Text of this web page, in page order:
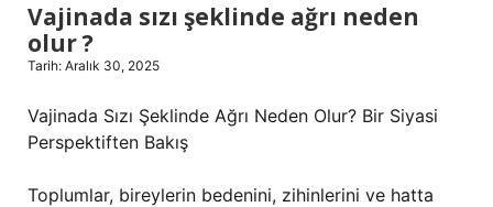
Hakkımızda
Vajinada sızı şeklinde ağrı neden
olur ?
Tarih: Aralık 30, 2025
Vajinada Sızı Şeklinde Ağrı Neden Olur? Bir Siyasi
Perspektiften Bakış
Toplumlar, bireylerin bedenini, zihinlerini ve hatta